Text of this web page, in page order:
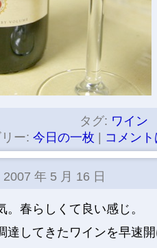
タグ: ワイン
ー: 今日の一枚 コメン
2007 年 5 月 16 日
。春らしくて良い感じ。
達してきたワインを早速